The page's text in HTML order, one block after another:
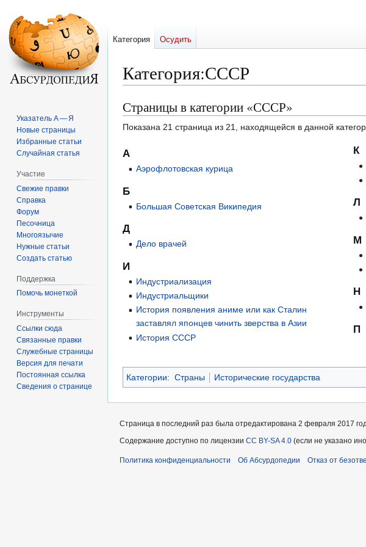
Категория:СССР
Перейти
к
навигации
Перейти
к
поиску
Страницы в категории «СССР»
Показана 21 страница из 21, находящейся в данной
А
Аэрофлотовская курица
Б
Большая Советская Википедия
Д
Дело врачей
И
Индустриализация
Индустриальщики
История появления аниме или как Сталин
заставлял японцев чинить зверства в Азии
История СССР
К
Л
М
Н
П
Категории: Страны Исторические государства
Категория Осудить
Указатель А — Я
Новые страницы
Избранные статьи
Случайная статья
Участие
Свежие правки
Справка
Форум
Песочница
Многоязычие
Нужные статьи
Создать статью
Поддержка
Помочь монеткой
Инструменты
Ссылки сюда
Связанные правки
Служебные страницы
Версия для печати
Постоянная ссылка
Сведения о странице
Страница в последний раз была отредактирована 2 февраля 2017
Содержание доступно по лицензии CC BY-SA 4.0 (если не указано
Политика конфиденциальности Об Абсурдопедии Отказ от